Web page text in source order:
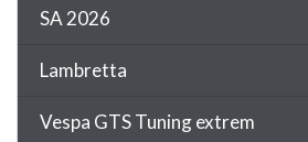
SA 2026
Lambretta
Vespa GTS Tuning extrem